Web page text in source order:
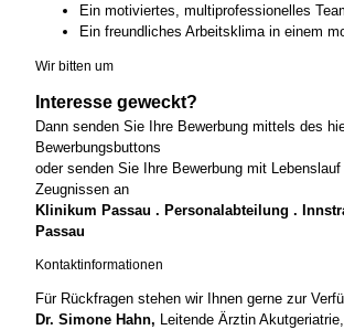
Ein motiviertes, multiprofessionelles
Ein freundliches Arbeitsklima in einem
Wir bitten um
Interesse geweckt?
Dann senden Sie Ihre Bewerbung mittels des
Bewerbungsbuttons
oder senden Sie Ihre Bewerbung mit
Zeugnissen an
Klinikum Passau . Personalabteilung .
Passau
Kontaktinformationen
Für Rückfragen stehen wir Ihnen gerne zur
Dr. Simone Hahn, Leitende Ärztin